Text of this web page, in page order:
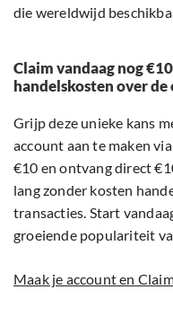
die wereldwijd
Claim vandaag nog
handelskosten over
Grijp deze unieke kans
account aan te maken
€10 en ontvang direct
lang zonder kosten
transacties. Start
groeiende populariteit
Maak je account en